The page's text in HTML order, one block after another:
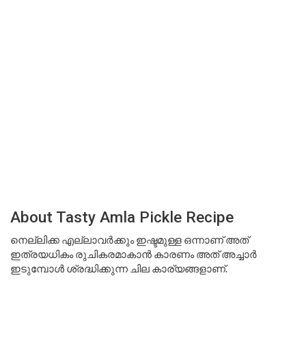
About Tasty Amla Pickle Recipe
നെല്ലിക്ക എല്ലാവർക്കും ഇഷ്ടമുള്ള ഒന്നാണ് അത്
ഇത്രയധികം രുചികരമാകാൻ കാരണം അത് അച്ചാർ
ഇടുമ്പോൾ ശ്രദ്ധിക്കുന്ന ചില കാര്യങ്ങളാണ്.